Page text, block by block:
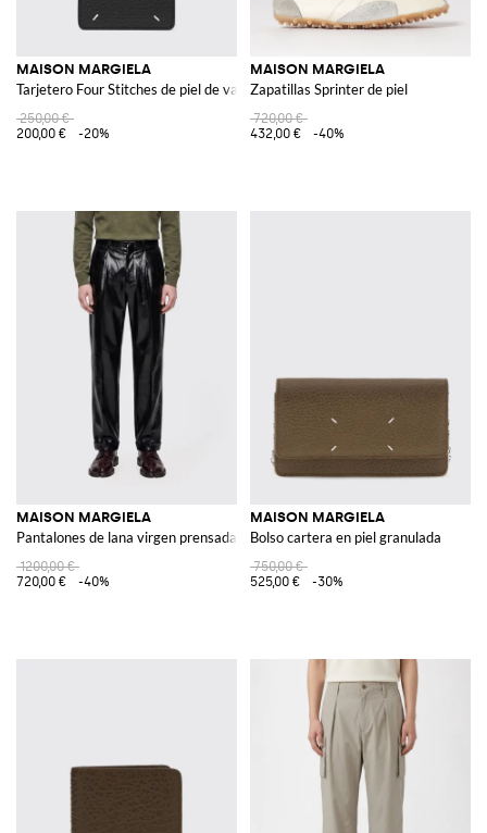
MAISON MARGIELA
Tarjetero Four Stitches de piel de vacuno con seis ranuras
250,00 €
200,00 €
-20%
MAISON MARGIELA
Zapatillas Sprinter de piel
720,00 €
432,00 €
-40%
MAISON MARGIELA
Pantalones de lana virgen prensada y laminada
1200,00 €
720,00 €
-40%
MAISON MARGIELA
Bolso cartera en piel granulada
750,00 €
525,00 €
-30%